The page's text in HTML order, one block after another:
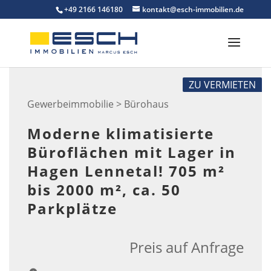
to
content
+49 2166 146180 kontakt@esch-immobilien.de
Gewerbeimmobilie > Bürohaus
ZU VERMIETEN
Moderne klimatisierte
Büroflächen mit Lager in
Hagen Lennetal! 705 m²
bis 2000 m², ca. 50
Parkplätze
Preis auf Anfrage